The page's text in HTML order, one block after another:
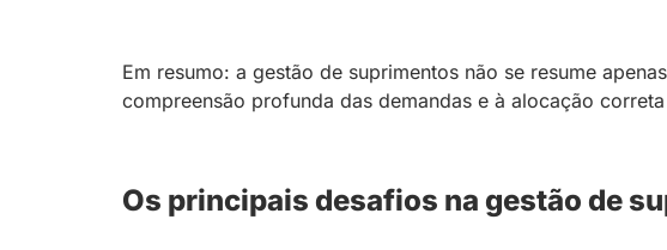
Em resumo: a gestão de suprimentos não se resume
compreensão profunda das demandas e à alocação
Os principais desafios na gestão de